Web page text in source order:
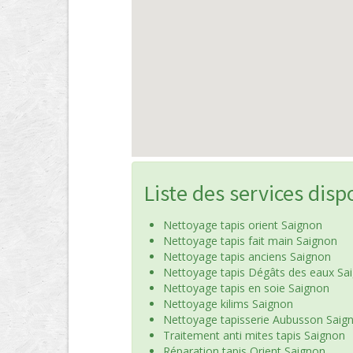
Liste des services
Nettoyage tapis orient Saignon
Nettoyage tapis fait main Saignon
Nettoyage tapis anciens Saignon
Nettoyage tapis Dégâts des eaux
Nettoyage tapis en soie Saignon
Nettoyage kilims Saignon
Nettoyage tapisserie Aubusson
Traitement anti mites tapis Saignon